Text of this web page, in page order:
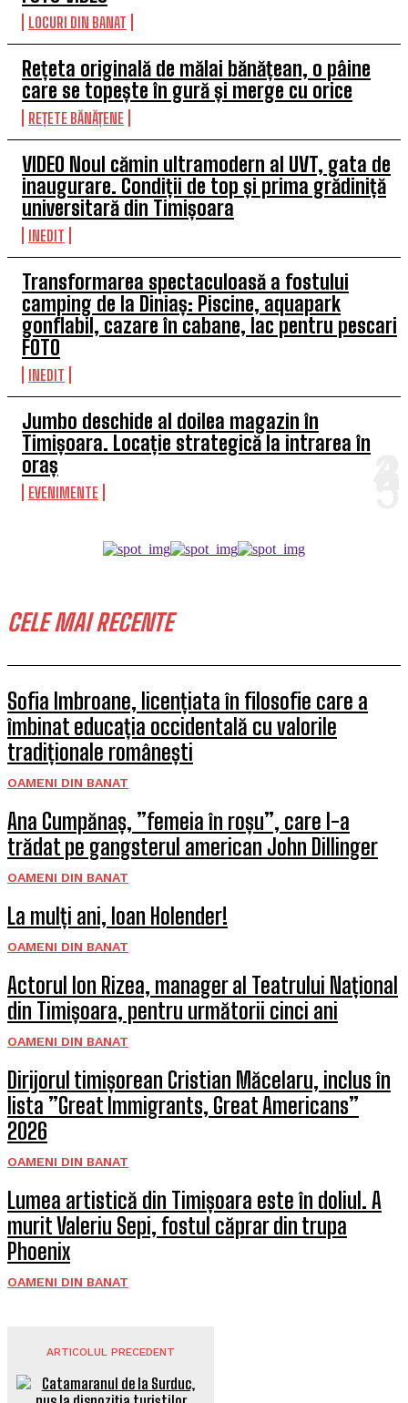
LOCURI DIN BANAT
Rețeta originală de mălai bănățean, o pâine
care se topește în gură și merge cu orice
REȚETE BĂNĂȚENE
VIDEO Noul cămin ultramodern al UVT, gata de
inaugurare. Condiții de top și prima grădiniță
universitară din Timișoara
INEDIT
Transformarea spectaculoasă a fostului
camping de la Diniaș: Piscine, aquapark
gonflabil, cazare în cabane, lac pentru pescari
FOTO
INEDIT
Jumbo deschide al doilea magazin în
Timișoara. Locație strategică la intrarea în
oraș
EVENIMENTE
CELE MAI RECENTE
Sofia Imbroane, licențiata în filosofie care a
îmbinat educația occidentală cu valorile
tradiționale românești
OAMENI DIN BANAT
Ana Cumpănaș, ”femeia în roșu”, care l-a
trădat pe gangsterul american John Dillinger
OAMENI DIN BANAT
La mulți ani, Ioan Holender!
OAMENI DIN BANAT
Actorul Ion Rizea, manager al Teatrului Național
din Timișoara, pentru următorii cinci ani
OAMENI DIN BANAT
Dirijorul timișorean Cristian Măcelaru, inclus în
lista ”Great Immigrants, Great Americans”
2026
OAMENI DIN BANAT
Lumea artistică din Timișoara este în doliul. A
murit Valeriu Sepi, fostul căprar din trupa
Phoenix
OAMENI DIN BANAT
ARTICOLUL PRECEDENT